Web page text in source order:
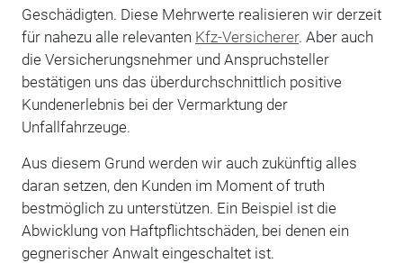
Geschädigten. Diese Mehrwerte realisieren wir derzeit
für nahezu alle relevanten Kfz-Versicherer. Aber auch
die Versicherungsnehmer und Anspruchsteller
bestätigen uns das überdurchschnittlich positive
Kundenerlebnis bei der Vermarktung der
Unfallfahrzeuge.
Aus diesem Grund werden wir auch zukünftig alles
daran setzen, den Kunden im Moment of truth
bestmöglich zu unterstützen. Ein Beispiel ist die
Abwicklung von Haftpflichtschäden, bei denen ein
gegnerischer Anwalt eingeschaltet ist.